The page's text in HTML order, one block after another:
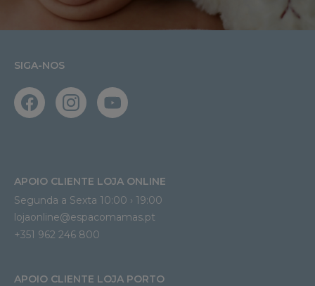
SIGA-NOS
APOIO CLIENTE LOJA ONLINE
Segunda a Sexta 10:00 › 19:00
lojaonline@espacomamas.pt
+351 962 246 800
APOIO CLIENTE LOJA PORTO